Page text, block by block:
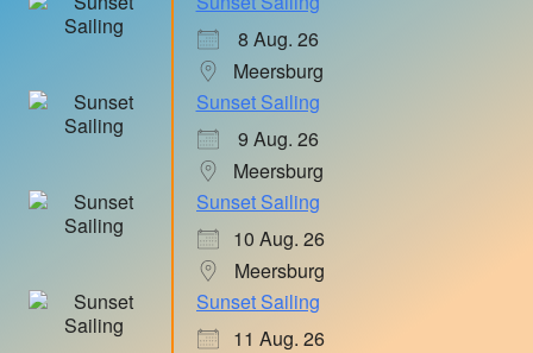
8 Aug. 26
Meersburg
Sunset Sailing
9 Aug. 26
Meersburg
Sunset Sailing
10 Aug. 26
Meersburg
Sunset Sailing
11 Aug. 26